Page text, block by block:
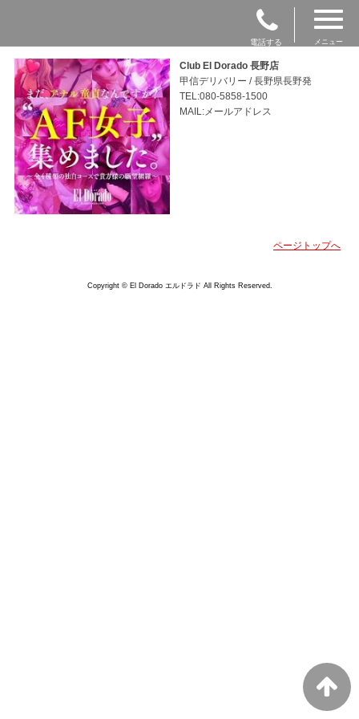
電話する メニュー
Club El Dorado 長野店
甲信デリバリー / 長野県長野発
TEL:080-5858-1500
MAIL:メールアドレス
ページトップへ
Copyright © El Dorado エルドラド All Rights Reserved.